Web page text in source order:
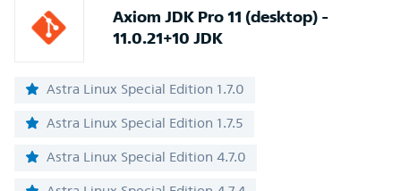
Axiom JDK Pro 11 (desktop) -
11.0.21+10 JDK
Astra Linux Special Edition 1.7.0
Astra Linux Special Edition 1.7.5
Astra Linux Special Edition 4.7.0